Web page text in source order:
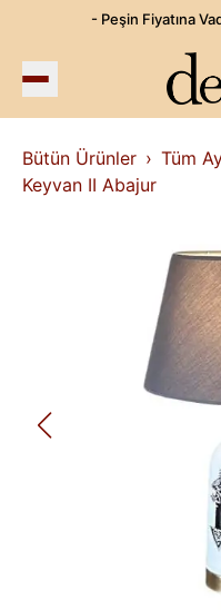
- Peşin Fiyatına
Bütün Ürünler Tüm
Keyvan II Abajur